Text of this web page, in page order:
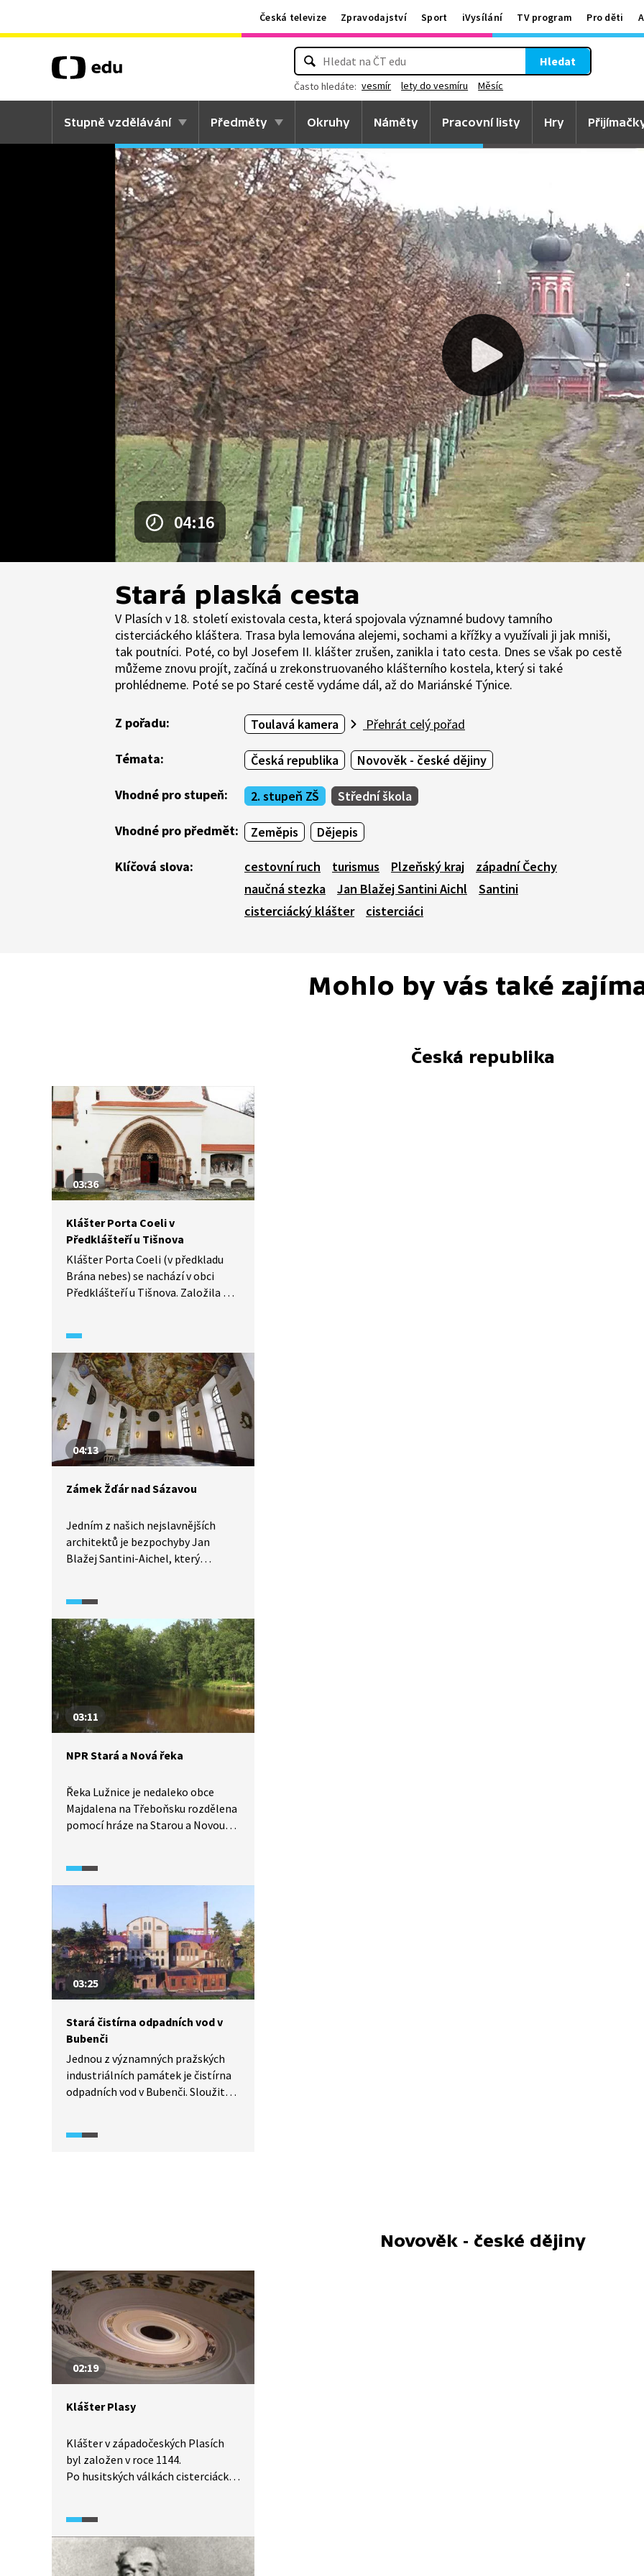
Česká televize Zpravodajství Sport iVysílání TV program Pro děti
Hledat
Často hledáte: vesmír lety do vesmíru Měsíc
Stupně vzdělávání Předměty Okruhy Náměty Pracovní listy Hry
04:16
Stará plaská cesta
V Plasích v 18. století existovala cesta, která spojovala významné budovy tamního
cisterciáckého kláštera. Trasa byla lemována alejemi, sochami a křížky a využívali ji jak mniši,
tak poutníci. Poté, co byl Josefem II. klášter zrušen, zanikla i tato cesta. Dnes se však po cestě
můžeme znovu projít, začíná u zrekonstruovaného klášterního kostela, který si také
prohlédneme. Poté se po Staré cestě vydáme dál, až do Mariánské Týnice.
Z pořadu: Toulavá kamera Přehrát celý pořad
Témata: Česká republika Novověk - české dějiny
Vhodné pro stupeň: 2. stupeň ZŠ Střední škola
Vhodné pro předmět: Zeměpis Dějepis
Klíčová slova: cestovní ruch turismus Plzeňský kraj
západní Čechy
naučná stezka
Jan Blažej Santini Aichl
Santini
cisterciácký klášter
cisterciáci
Mohlo by vás také
Česká republika
03:36
Klášter Porta Coeli v
Předklášteří u Tišnova
Klášter Porta Coeli (v předkladu
Brána nebes) se nachází v obci
Předklášteří u Tišnova. Založila ho
Uherská. Je jediným klášterem
v České republice, kde sídlí ženský
cisterciácký řád. Unikátní je
zejména gotický portál románsko-
gotického kostela Nanebevzetí
Panny Marie.
04:13
Zámek Žďár nad Sázavou
Jedním z našich nejslavnějších
architektů je bezpochyby Jan
Blažej Santini-Aichel, který
barokní gotiky v Evropě. Mezi jeho
díla patří kostel sv. Jana
Nepomuckého na Zelené hoře
nebo areál cisterciáckého kláštera,
který se později změnil na zámek.
Právě tento zámek si prohlédneme
v následujícím videu.
03:11
NPR Stará a Nová řeka
Řeka Lužnice je nedaleko obce
Majdalena na Třeboňsku rozdělena
pomocí hráze na Starou a Novou
nejslavnějšího třeboňského
a Sedlčan. Zatímco Nová řeka se
vlévá do Nežárky, Stará řeka napájí
rybník Rožmberk. Dnes je oblast
chráněna jako národní přírodní
rezervace.
03:25
Stará čistírna odpadních vod v
Bubenči
Jednou z významných pražských
industriálních památek je čistírna
odpadních vod v Bubenči. Sloužit
svého druhu na světě. I proto je
Novověk - české dějiny
02:19
Klášter Plasy
Klášter v západočeských Plasích
byl založen v roce 1144.
Po husitských válkách cisterciácká
barokní areál je dílem architektů
Matheye, Dientzenhofera
a především Santiniho, který mu